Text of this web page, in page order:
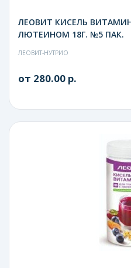
ЛЕОВИТ КИСЕЛЬ
ЛЮТЕИНОМ 18Г. №5 ПАК.
ЛЕОВИТ-НУТРИО
от 280.00 р.